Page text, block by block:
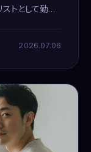
トとして勤務
2026.07.06